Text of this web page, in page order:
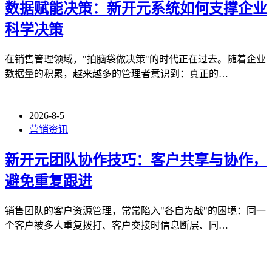
数据赋能决策：新开元系统如何支撑企业
科学决策
在销售管理领域，"拍脑袋做决策"的时代正在过去。随着企业
数据量的积累，越来越多的管理者意识到：真正的…
2026-8-5
营销资讯
新开元团队协作技巧：客户共享与协作，
避免重复跟进
销售团队的客户资源管理，常常陷入"各自为战"的困境：同一
个客户被多人重复拨打、客户交接时信息断层、同…